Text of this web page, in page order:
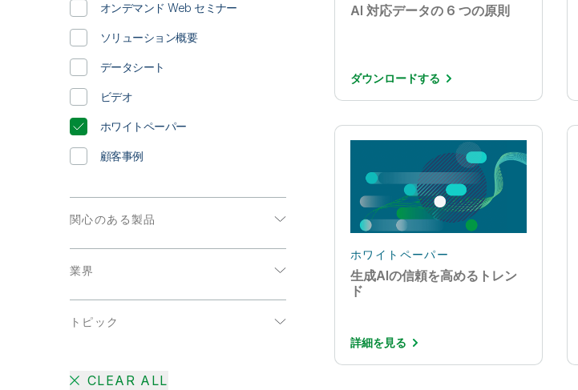
オンデマンド Web セミナー
ソリューション概要
データシート
ビデオ
ホワイトペーパー
顧客事例
関心のある製品
データ分析
業界
エネルギーおよび公共事業
コミュニケーション
トピック
DataOps
CLEAR ALL
AI 対応データの 6 つの原則
ダウンロードする
ホワイトペーパー
生成AIの信頼を高めるトレン
ド
詳細を見る